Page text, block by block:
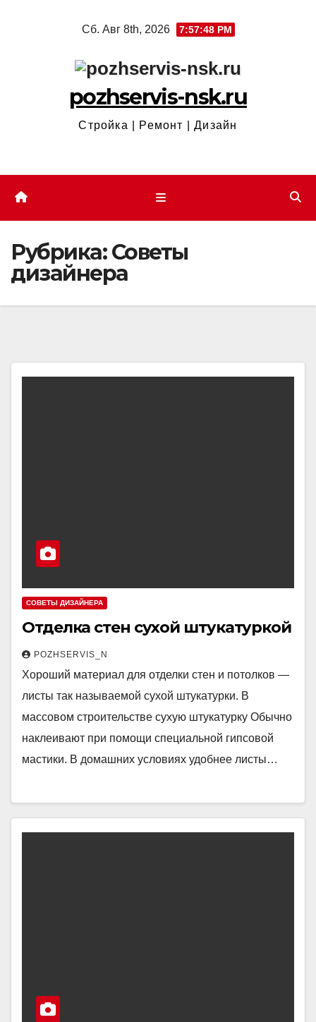
Сб. Авг 8th, 2026 7:57:49 PM
pozhservis-nsk.ru
Стройка | Ремонт | Дизайн
Рубрика:Советы
дизайнера
СОВЕТЫ ДИЗАЙНЕРА
Отделка стен сухой штукатуркой
POZHSERVIS_N
Хороший материал для отделки стен и потолков —
листы так называемой сухой штукатурки. В
массовом строительстве сухую штукатурку Обычно
наклеивают при помощи специальной гипсовой
мастики. В домашних условиях удобнее листы…